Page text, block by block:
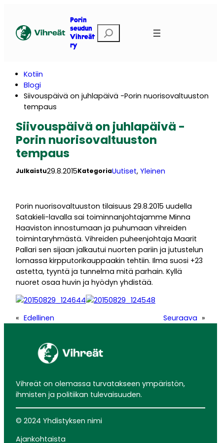
Porin
seudun
Vihreät
ry
t
Kotiin
Blogi
Siivouspäivä on juhlapäivä -Porin nuorisovaltuuston
tempaus
Siivouspäivä on juhlapäivä -
Porin nuorisovaltuuston
tempaus
Julkaistu29.8.2015KategoriaUutiset, Yleinen
Porin nuorisovaltuuston tilaisuus 29.8.2015 uudella
Satakieli-lavalla sai toiminnanjohtajamme Minna
Haaviston innostumaan ja puhumaan vihreiden
toimintaryhmästä. Vihreiden puheenjohtaja Maarit
Pallari sen sijaan jalkautui nuorten pariin ja jutustelun
lomassa kirpputorikauppaakin tehtiin. Ilma suosi +23
astetta, tyyntä ja tunnelma mitä parhain. Kyllä
nuoret osaa huvin ja hyödyn yhdistää.
« Edellinen Seuraava »
Vihreät on olemassa turvatakseen ympäristön,
ihmisten ja politiikan tulevaisuuden.
© 2024 Yhdistyksen nimi
Ajankohtaista